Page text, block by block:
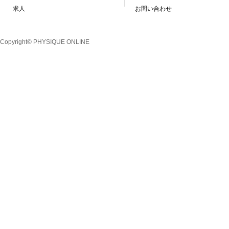
求人
お問い合わせ
Copyright© PHYSIQUE ONLINE